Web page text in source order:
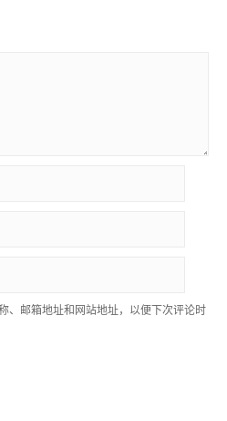
、邮箱地址和网站地址，以便下次评论时